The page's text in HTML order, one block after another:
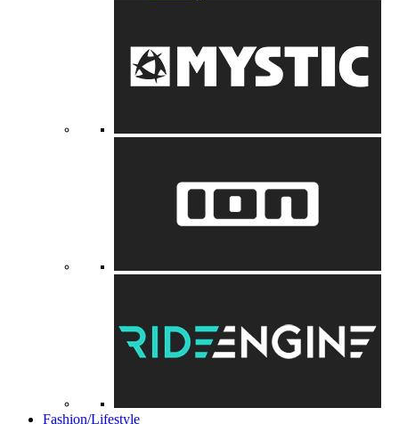
Fashion/Lifestyle